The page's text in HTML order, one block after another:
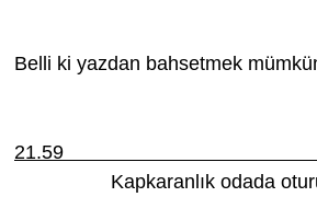
Belli ki yazdan bahsetmek
21.59
Kapkaranlık odada